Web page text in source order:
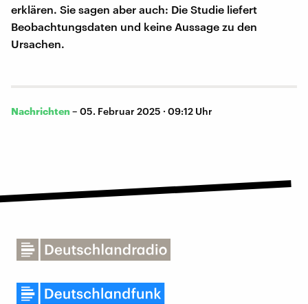
erklären. Sie sagen aber auch: Die Studie liefert
Beobachtungsdaten und keine Aussage zu den
Ursachen.
Nachrichten – 05. Februar 2025 · 09:12 Uhr